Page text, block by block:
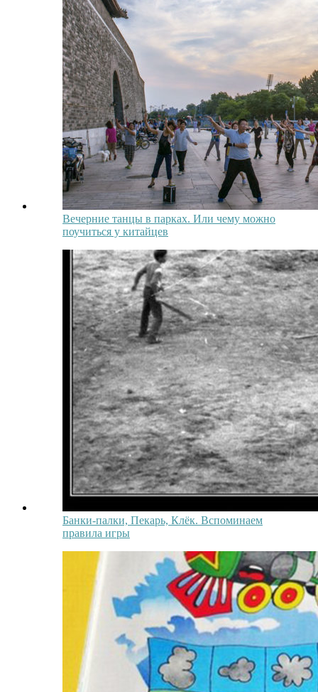
Вечерние танцы в парках. Или чему можно
поучиться у китайцев
Банки-палки, Пекарь, Клёк. Вспоминаем
правила игры